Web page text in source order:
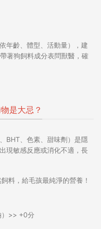
年齡、體型、活動量），建
著狗飼料成分表問獸醫，確
是大忌？
BHT、色素、甜味劑）是隱
現敏感反應或消化不適，長
料，給毛孩最純淨的營養！
）>> +0分